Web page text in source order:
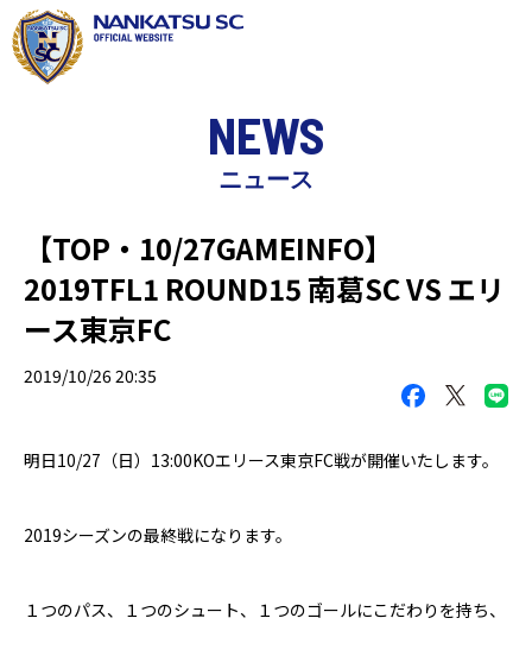
NEWS
ニュース
【TOP・10/27GAMEINFO】
2019TFL1 ROUND15 南葛SC VS エリ
ース東京FC
2019/10/26 20:35
明日10/27 （日） 13:00KOエリース東京FC戦が開催いたします。
2019シーズンの最終戦になります。
１つのパス、１つのシュート、１つのゴールにこだわりを持ち、